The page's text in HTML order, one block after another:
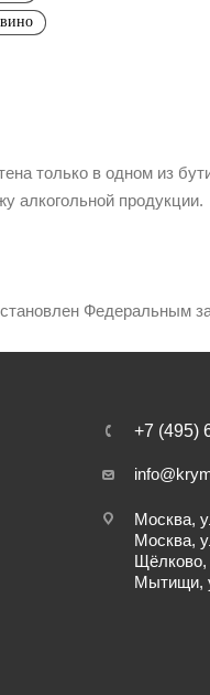
только в одном из
алкогольной продукции.
Федеральным
+7 (495)
Москва,
Москва,
Щёлково,
Мытищи,